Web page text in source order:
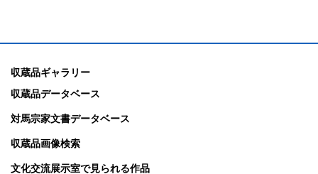
収蔵品ギャラリー
収蔵品データベース
対馬宗家文書データベース
収蔵品画像検索
文化交流展示室で見られる作品